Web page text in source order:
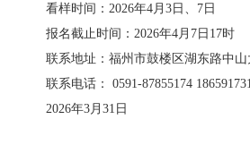
看样时间：2026年4月3日、7日
报名截止时间：2026年4月7日17时
联系地址：福州市鼓楼区湖东路中山
联系电话： 0591-87855174
2026年3月31日